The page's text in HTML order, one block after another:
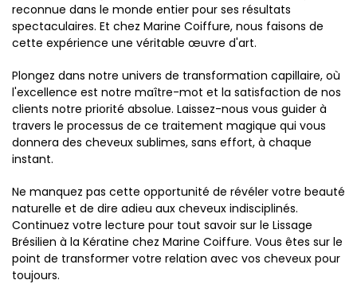
reconnue dans le monde entier pour ses résultats
spectaculaires. Et chez Marine Coiffure, nous faisons de
cette expérience une véritable œuvre d'art.
Plongez dans notre univers de transformation capillaire, où
l'excellence est notre maître-mot et la satisfaction de nos
clients notre priorité absolue. Laissez-nous vous guider à
travers le processus de ce traitement magique qui vous
donnera des cheveux sublimes, sans effort, à chaque
instant.
Ne manquez pas cette opportunité de révéler votre beauté
naturelle et de dire adieu aux cheveux indisciplinés.
Continuez votre lecture pour tout savoir sur le Lissage
Brésilien à la Kératine chez Marine Coiffure. Vous êtes sur le
point de transformer votre relation avec vos cheveux pour
toujours.